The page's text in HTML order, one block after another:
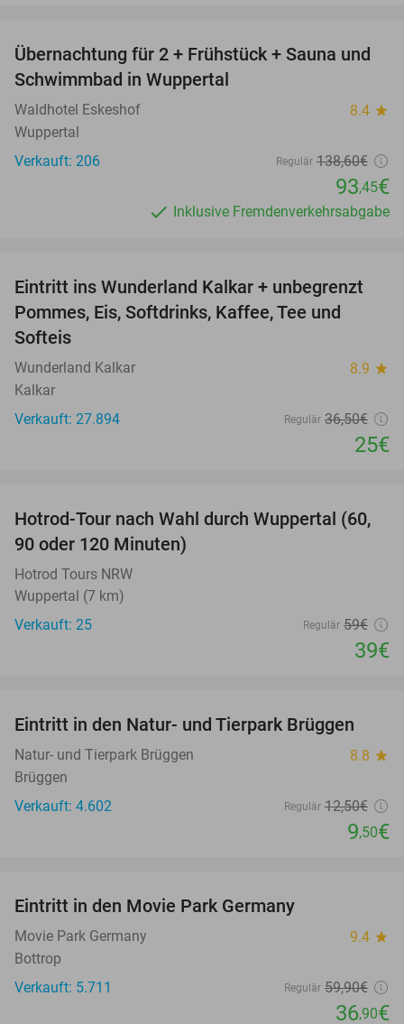
33%
Übernachtung für 2 + Frühstück + Sauna und
Schwimmbad in Wuppertal
Waldhotel Eskeshof 8.4 star
Wuppertal
Verkauft: 206
Regulär 138,60€
93,45€
Inklusive Fremdenverkehrsabgabe
32%
Eintritt ins Wunderland Kalkar + unbegrenzt
Pommes, Eis, Softdrinks, Kaffee, Tee und
Softeis
Wunderland Kalkar 8.9 star
Kalkar
Verkauft: 27.894
Regulär 36,50€
25€
34%
Hotrod-Tour nach Wahl durch Wuppertal (60,
90 oder 120 Minuten)
Hotrod Tours NRW
Wuppertal (7 km)
Verkauft: 25
Regulär 59€
39€
24%
Eintritt in den Natur- und Tierpark Brüggen
Natur- und Tierpark Brüggen 8.8 star
Brüggen
Verkauft: 4.602
Regulär 12,50€
9,50€
Eintritt in den Movie Park Germany
Movie Park Germany 9.4 star
Bottrop
Verkauft: 5.711
Regulär 59,90€
36,90€